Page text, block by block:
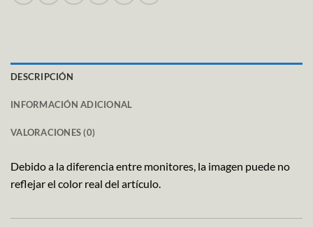
DESCRIPCIÓN
INFORMACIÓN ADICIONAL
VALORACIONES (0)
Debido a la diferencia entre monitores, la imagen puede no
reflejar el color real del artículo.